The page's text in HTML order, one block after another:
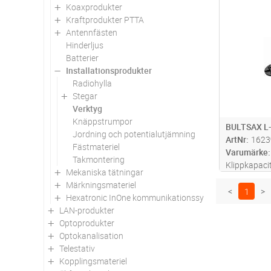
Koaxprodukter
Kraftprodukter PTTA
Antennfästen
Hinderljus
Batterier
Installationsprodukter
Radiohylla
Stegar
Verktyg
Knäppstrumpor
Jordning och potentialutjämning
Fästmateriel
Takmontering
Mekaniska tätningar
Märkningsmateriel
Hexatronic InOne kommunikationssystem för kraft och
LAN-produkter
Optoprodukter
Optokanalisation
Telestativ
Kopplingsmateriel
BULTSAX
ArtNr
Varumärke
stål.
< 1 >